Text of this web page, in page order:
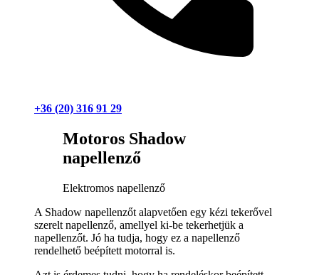
+36 (20) 316 91 29
Motoros Shadow
napellenző
Elektromos napellenző
A Shadow napellenzőt alapvetően egy kézi tekerővel
szerelt napellenző, amellyel ki-be tekerhetjük a
napellenzőt. Jó ha tudja, hogy ez a napellenző
rendelhető beépített motorral is.